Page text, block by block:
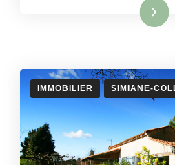
Lire la suite
IMMOBILIER SIMIANE-